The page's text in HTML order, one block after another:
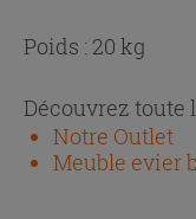
Poids : 20 kg
Découvrez toute
Notre Outlet
Meuble evier